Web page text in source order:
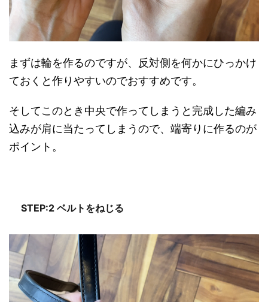
まずは輪を作るのですが、反対側を何かにひっかけ
ておくと作りやすいのでおすすめです。
そしてこのとき中央で作ってしまうと完成した編み
込みが肩に当たってしまうので、端寄りに作るのが
ポイント。
STEP:2 ベルトをねじる